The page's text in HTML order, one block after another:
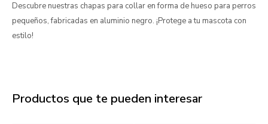
Descubre nuestras chapas para collar en forma de hueso para perros
pequeños, fabricadas en aluminio negro. ¡Protege a tu mascota con
estilo!
Productos que te pueden interesar